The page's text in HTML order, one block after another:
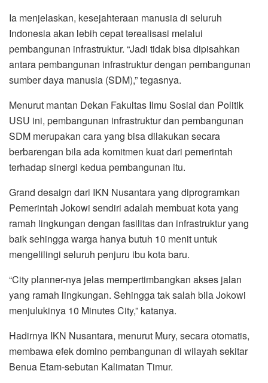
Ia menjelaskan, kesejahteraan manusia di seluruh
Indonesia akan lebih cepat terealisasi melalui
pembangunan infrastruktur. “Jadi tidak bisa dipisahkan
antara pembangunan infrastruktur dengan pembangunan
sumber daya manusia (SDM),” tegasnya.
Menurut mantan Dekan Fakultas Ilmu Sosial dan Politik
USU ini, pembangunan infrastruktur dan pembangunan
SDM merupakan cara yang bisa dilakukan secara
berbarengan bila ada komitmen kuat dari pemerintah
terhadap sinergi kedua pembangunan itu.
Grand desaign dari IKN Nusantara yang diprogramkan
Pemerintah Jokowi sendiri adalah membuat kota yang
ramah lingkungan dengan fasilitas dan infrastruktur yang
baik sehingga warga hanya butuh 10 menit untuk
mengelilingi seluruh penjuru ibu kota baru.
“City planner-nya jelas mempertimbangkan akses jalan
yang ramah lingkungan. Sehingga tak salah bila Jokowi
menjulukinya 10 Minutes City,” katanya.
Hadirnya IKN Nusantara, menurut Mury, secara otomatis,
membawa efek domino pembangunan di wilayah sekitar
Benua Etam-sebutan Kalimatan Timur.